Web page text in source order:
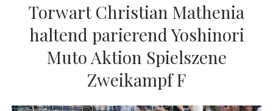
Torwart Christian Mathenia
haltend parierend Yoshinori
Muto Aktion Spielszene
Zweikampf F